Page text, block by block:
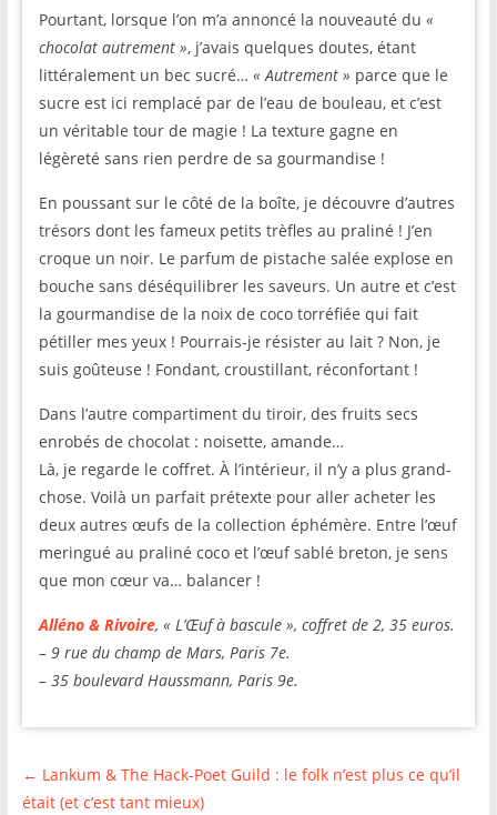
Pourtant, lorsque l’on m’a annoncé la nouveauté du «
chocolat autrement », j’avais quelques doutes, étant
littéralement un bec sucré… « Autrement » parce que le
sucre est ici remplacé par de l’eau de bouleau, et c’est
un véritable tour de magie ! La texture gagne en
légèreté sans rien perdre de sa gourmandise !
En poussant sur le côté de la boîte, je découvre d’autres
trésors dont les fameux petits trèfles au praliné ! J’en
croque un noir. Le parfum de pistache salée explose en
bouche sans déséquilibrer les saveurs. Un autre et c’est
la gourmandise de la noix de coco torréfiée qui fait
pétiller mes yeux ! Pourrais-je résister au lait ? Non, je
suis goûteuse ! Fondant, croustillant, réconfortant !
Dans l’autre compartiment du tiroir, des fruits secs
enrobés de chocolat : noisette, amande…
Là, je regarde le coffret. À l’intérieur, il n’y a plus grand-
chose. Voilà un parfait prétexte pour aller acheter les
deux autres œufs de la collection éphémère. Entre l’œuf
meringué au praliné coco et l’œuf sablé breton, je sens
que mon cœur va… balancer !
Alléno & Rivoire, « L’Œuf à bascule », coffret de 2, 35 euros.
– 9 rue du champ de Mars, Paris 7e.
– 35 boulevard Haussmann, Paris 9e.
← Lankum & The Hack-Poet Guild : le folk n’est plus ce qu’il
était (et c’est tant mieux)